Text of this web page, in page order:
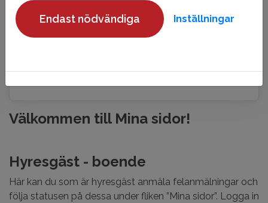
Mobilt BankId på annan enhet
Välkommen till Mina sidor!
Hyresgäst - boende
Här kan du som är hyresgäst anmäla felanmälningar och
följa statusen på dessa under fliken ”Mina sidor”. Logga in
Endast nödvändiga Inställningar